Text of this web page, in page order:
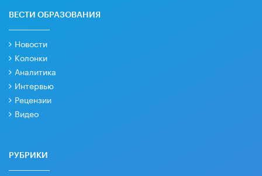
ВЕСТИ ОБРАЗОВАНИЯ
Новости
Колонки
Аналитика
Интервью
Рецензии
Видео
РУБРИКИ